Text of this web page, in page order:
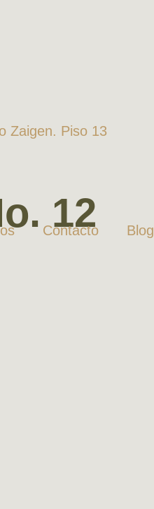
Zaigen. Piso 13
Contacto Blog
12